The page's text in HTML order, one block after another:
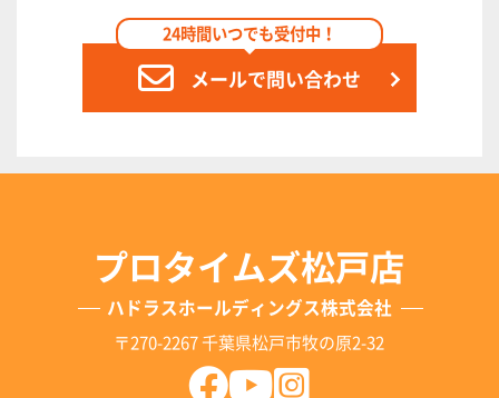
24時間いつでも受付中！
メールで問い合わせ
プロタイムズ松戸店
ハドラスホールディングス株式会社
〒270-2267 千葉県松戸市牧の原2-32